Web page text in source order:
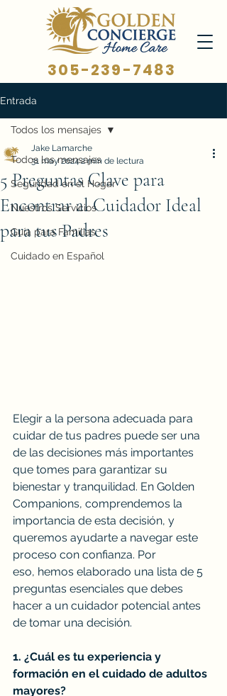
305-239-7483
Entrada
Todos los mensajes
Seguridad en el Hogar
Nuestros Servicios
Guía para Familias
Cuidado en Español
Todos los mensajes
5 Preguntas Clave para
Encontrar al Cuidador Ideal
para tus Padres
Jake Lamarche
31 may 20242 min de lectura
Elegir a la persona adecuada para
cuidar de tus padres puede ser una
de las decisiones más importantes
que tomes para garantizar su
bienestar y tranquilidad. En Golden
Companions, comprendemos la
importancia de esta decisión, y
queremos ayudarte a navegar este
proceso con confianza. Por
eso, hemos elaborado una lista de 5
preguntas esenciales que debes
hacer a un cuidador potencial antes
de tomar una decisión.
1. ¿Cuál es tu experiencia y
formación en el cuidado de adultos
mayores?